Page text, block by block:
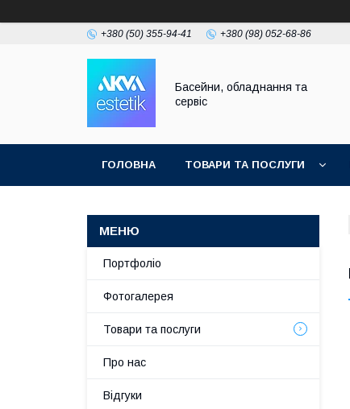
+380 (50) 355-94-41 +380 (98) 052-68-86
Басейни, обладнання та
сервіс
ГОЛОВНА ТОВАРИ ТА ПОСЛУГИ
Портфоліо
Фотогалерея
Товари та послуги
Про нас
Відгуки